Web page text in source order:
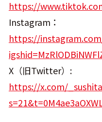
https://
Instagram：
https://
X（旧Twitter）:
https://x.com/